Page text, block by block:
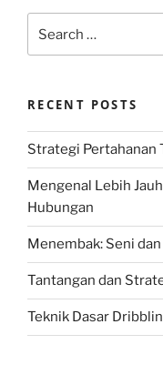
for:
RECENT POSTS
Strategi Pertahanan
Mengenal Lebih
Hubungan
Menembak: Seni
Tantangan dan
Teknik Dasar